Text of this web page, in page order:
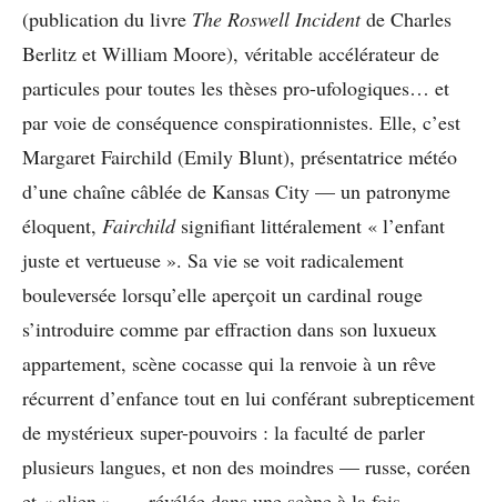
(publication du livre The Roswell Incidentde Charles
Berlitz et William Moore), véritable accélérateur de
particules pour toutes les thèses pro-ufologiques… et
par voie de conséquence conspirationnistes. Elle, c’est
Margaret Fairchild (Emily Blunt), présentatrice météo
d’une chaîne câblée de Kansas City — un patronyme
éloquent, Fairchildsignifiant littéralement « l’enfant
juste et vertueuse ». Sa vie se voit radicalement
bouleversée lorsqu’elle aperçoit un cardinal rouge
s’introduire comme par effraction dans son luxueux
appartement, scène cocasse qui la renvoie à un rêve
récurrent d’enfance tout en lui conférant subrepticement
de mystérieux super-pouvoirs : la faculté de parler
plusieurs langues, et non des moindres — russe, coréen